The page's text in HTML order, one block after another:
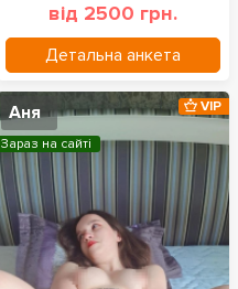
від 2500 грн.
Детальна анкета
Аня VIP
Зараз на сайті